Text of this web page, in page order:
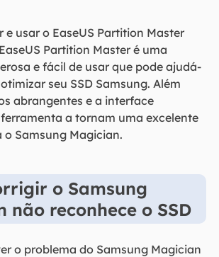
e usar o EaseUS Partition Master
Partition Master é uma
e fácil de usar que pode ajudá-
seu SSD Samsung. Além
abrangentes e a interface
a tornam uma excelente
Samsung Magician.
o Samsung
não reconhece o SSD
o problema do Samsung Magician